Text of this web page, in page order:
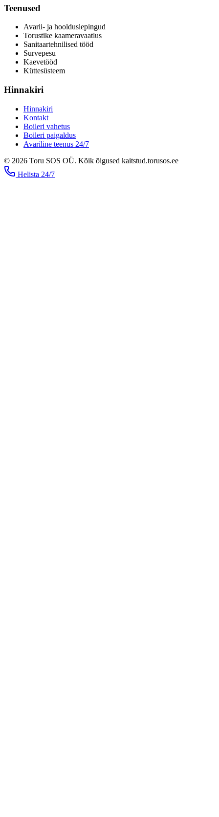
Teenused
Avarii- ja hoolduslepingud
Torustike kaameravaatlus
Sanitaartehnilised tööd
Survepesu
Kaevetööd
​Küttesüsteem
Hinnakiri
Hinnakiri
Kontakt
Boileri vahetus
Boileri paigaldus
Avariline teenus 24/7
© 2026 Toru SOS OÜ. Kõik õigused kaitstud.torusos.ee
Helista 24/7